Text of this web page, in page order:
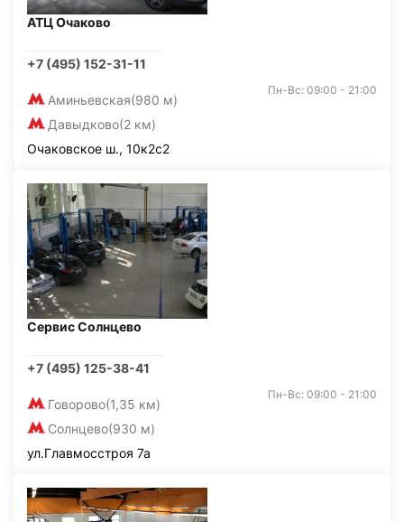
АТЦ Очаково
+7 (495) 152-31-11
Аминьевская(980 м)
Давыдково(2 км)
Пн-Вс: 09:00 - 21:00
Очаковское ш., 10к2с2
Сервис Солнцево
+7 (495) 125-38-41
Говорово(1,35 км)
Солнцево(930 м)
Пн-Вс: 09:00 - 21:00
ул.Главмосстроя 7а